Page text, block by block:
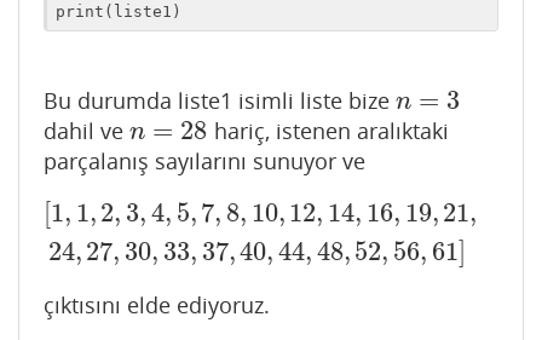
print(liste1)
Bu durumda liste1 isimli liste bize n = 3
n=3
dahil ve n = 28
n=28
hariç, istenen aralıktaki
parçalanış sayılarını sunuyor ve
1, 1,2, 3,4, 5,7, 8, 10,12, 14, 16, 19,21,
24,27, 30, 33, 37,40,44,48,52, 56, 61
1,1,2 3,4,5 ,7,8,10,12,14,16,19 ,21, 24,27,30 ,33,
çıktısını elde ediyoruz.